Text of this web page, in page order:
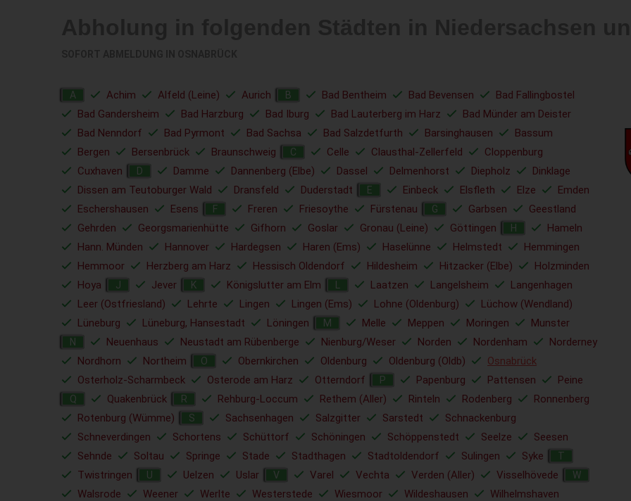
A Achim Alfeld (Leine) Aurich B Bad Bentheim Bad Bevensen
Bad Fallingbostel
Bad Gandersheim
Bad Harzburg Bad Iburg Bad Lauterberg im Harz
Bad Münder am Deister
Bad Nenndorf
Bad Pyrmont Bad Sachsa Bad Salzdetfurth Barsinghausen
Bassum
Bergen
Bersenbrück Braunschweig C Celle Clausthal-Zellerfeld
Cloppenburg
Cuxhaven
D Damme Dannenberg (Elbe) Dassel Delmenhorst Diepholz
Dinklage
Dissen am Teutoburger Wald
Dransfeld Duderstadt E Einbeck Elsfleth Elze
Emden
Eschershausen
Esens F Freren Friesoythe Fürstenau G Garbsen
Geestland
Gehrden
Georgsmarienhütte Gifhorn Goslar Gronau (Leine) Göttingen H
Hameln
Hann. Münden
Hannover Hardegsen Haren (Ems) Haselünne Helmstedt
Hemmingen
Hemmoor
Herzberg am Harz Hessisch Oldendorf Hildesheim Hitzacker (Elbe)
Holzminden
Hoya
J Jever K Königslutter am Elm Laatzen Langelsheim
Langenhagen
Leer (Ostfriesland)
Lehrte Lingen Lingen (Ems) Lohne (Oldenburg)
Lüchow (Wendland)
Lüneburg
Lüneburg, Hansestadt Löningen M Melle Meppen Moringen Munster
N Neuenhaus Neustadt am Rübenberge Nienburg/Weser Norden Nordenham
Norderney
Nordhorn
Northeim O Obernkirchen Oldenburg Oldenburg (Oldb)
Osnabrück
Osterholz-Scharmbeck
Osterode am Harz Otterndorf P Papenburg Pattensen Peine
Q Quakenbrück R Rehburg-Loccum Rethem (Aller) Rinteln Rodenberg
Ronnenberg
Rotenburg (Wümme)
S Sachsenhagen Salzgitter Sarstedt
Schnackenburg
Schneverdingen
Schortens Schüttorf Schöningen Schöppenstedt Seelze
Seesen
Sehnde
Soltau Springe Stade Stadthagen Stadtoldendorf Sulingen Syke T
Twistringen U Uelzen Uslar V Varel Vechta Verden (Aller) Visselhövede W
Walsrode Weener Werlte Westerstede Wiesmoor Wildeshausen
Wilhelmshaven